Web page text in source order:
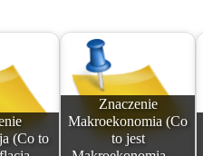
o
(Co to
Znaczenie
Makroekonomia (Co
to jest